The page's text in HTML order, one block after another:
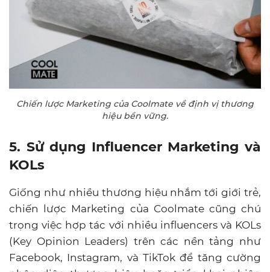
Chiến lược Marketing của Coolmate về định vị thương
hiệu bền vững.
5. Sử dụng Influencer Marketing và
KOLs
Giống như nhiều thương hiệu nhắm tới giới trẻ,
chiến lược Marketing của Coolmate cũng chú
trọng việc hợp tác với nhiều influencers và KOLs
(Key Opinion Leaders) trên các nền tảng như
Facebook, Instagram, và TikTok để tăng cường